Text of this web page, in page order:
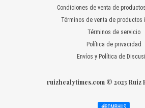
Condiciones de venta de
Términos de venta de productos
Términos de servicio
Política de privacidad
Envíos y Política de
ruizhealytimes.com © 2023 Ruiz